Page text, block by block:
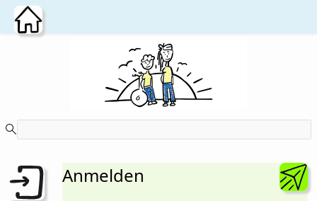
Zum Hauptinhalt wechseln
Anmelden